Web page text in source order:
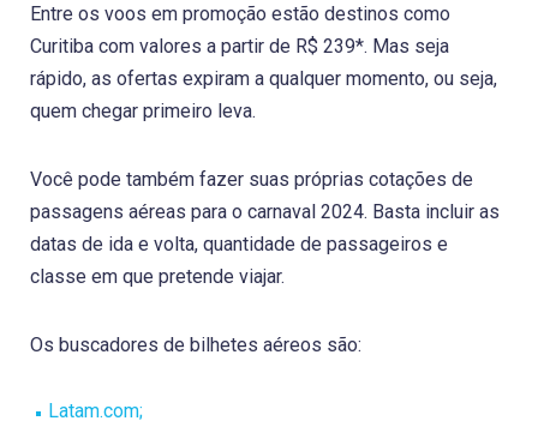
Entre os voos em promoção estão destinos como
Curitiba com valores a partir de R$ 239*. Mas seja
rápido, as ofertas expiram a qualquer momento, ou seja,
quem chegar primeiro leva.
Você pode também fazer suas próprias cotações de
passagens aéreas para o carnaval 2024. Basta incluir as
datas de ida e volta, quantidade de passageiros e
classe em que pretende viajar.
Os buscadores de bilhetes aéreos são:
Latam.com;